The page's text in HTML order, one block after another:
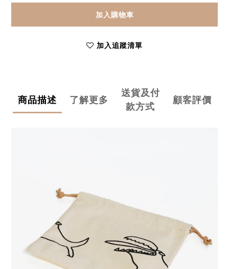
加入購物車
加入追蹤清單
商品描述 了解更多
送貨及付
款方式
顧客評價